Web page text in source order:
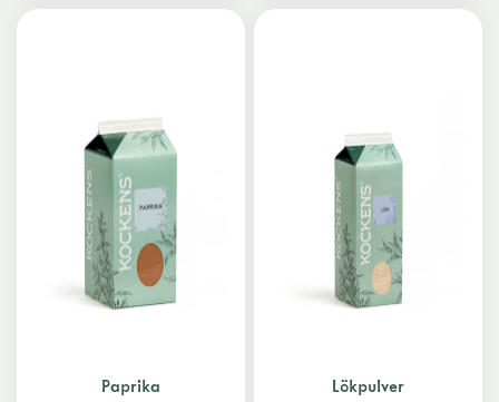
Paprika Lökpulver